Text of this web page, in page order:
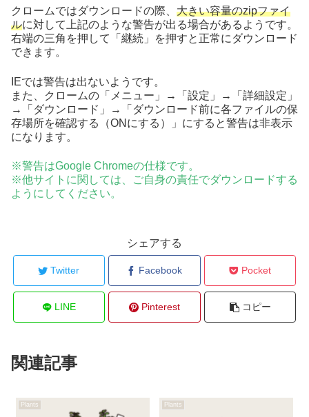
クロームではダウンロードの際、 大きい容量のzipファイ
ルに対して上記のような警告が出る場合があるようです。
右端の三角を押して「継続」を押すと正常にダウンロード
できます。
IEでは警告は出ないようです。
また、クロームの「メニュー」→「設定」→「詳細設定」
→「ダウンロード」→「ダウンロード前に各ファイルの保
存場所を確認する（ONにする）」にすると警告は非表示
になります。
※警告はGoogle Chromeの仕様です。
※他サイトに関しては、ご自身の責任でダウンロードする
ようにしてください。
シェアする
Twitter Facebook Pocket
LINE Pinterest コピー
関連記事
Plants Plants